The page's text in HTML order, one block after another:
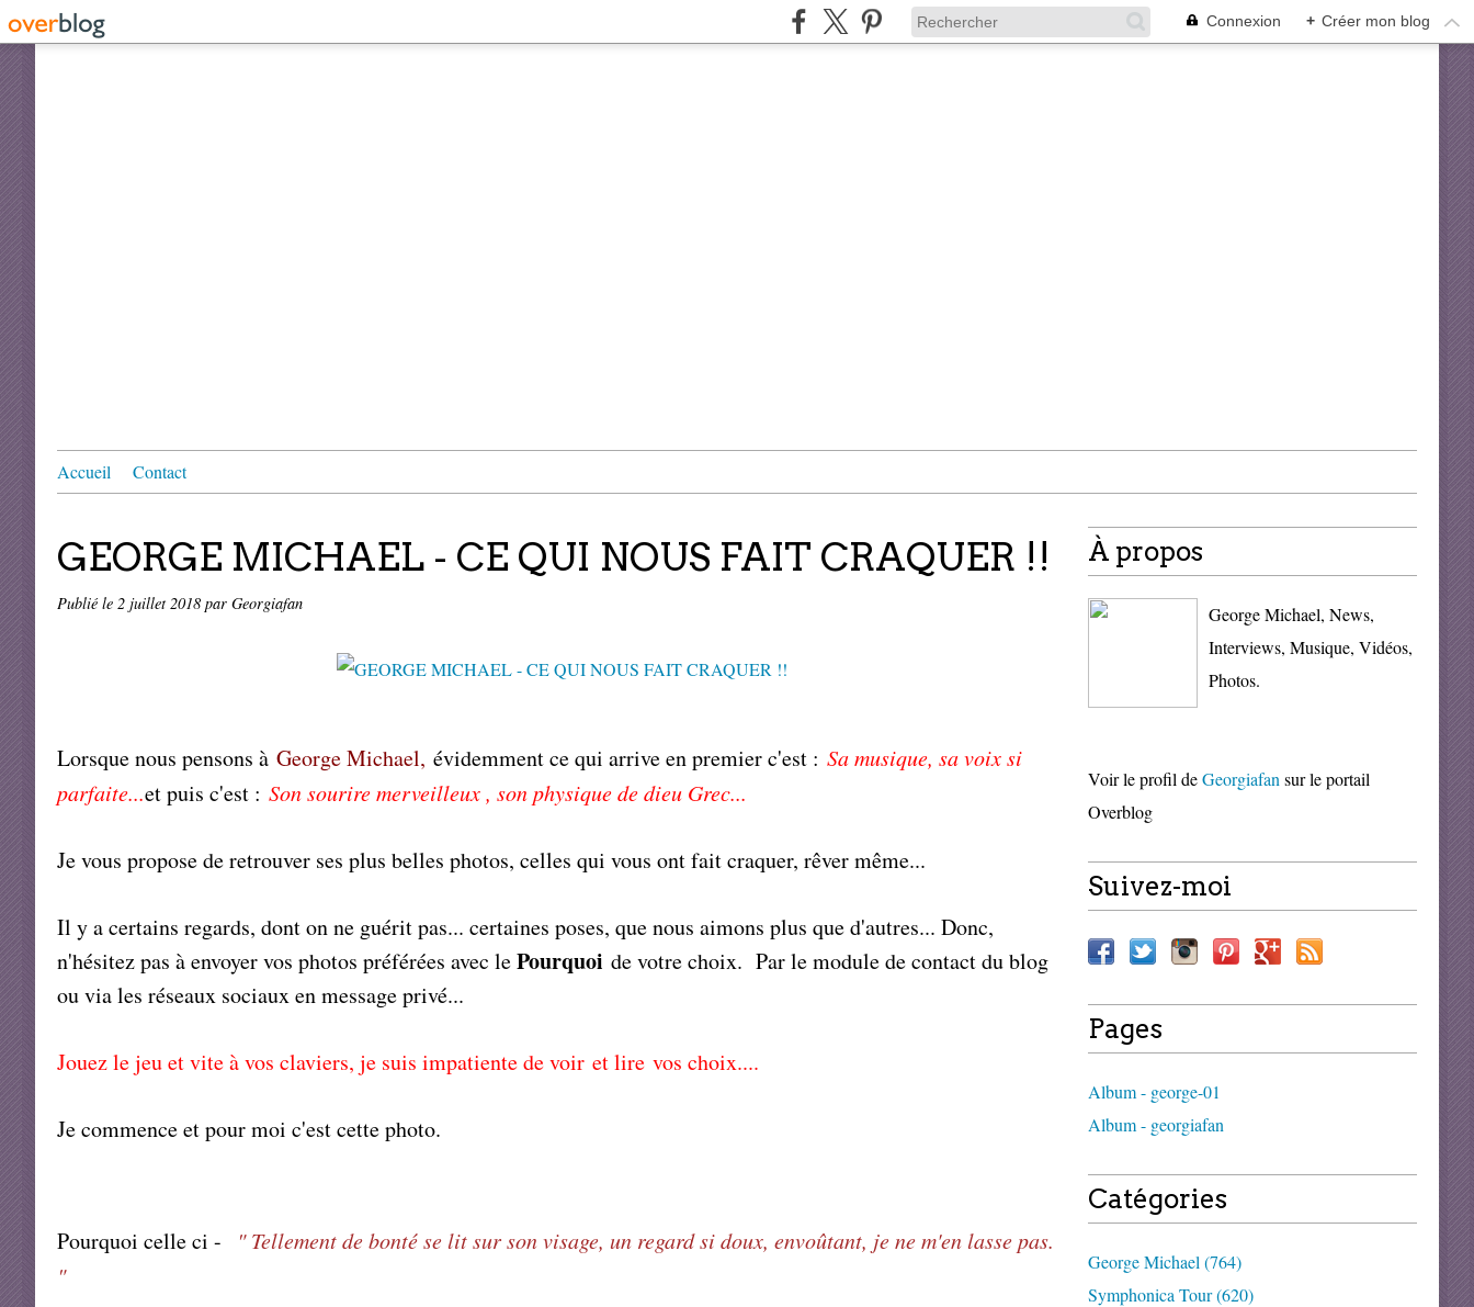
Connexion + Créer mon blog
Accueil Contact
GEORGE MICHAEL - CE QUI NOUS FAIT CRAQUER !!
Publié le 2 juillet 2018 par Georgiafan
Lorsque nous pensons à George Michael, évidemment ce qui arrive en premier c'est : Sa musique, sa voix si
parfaite...et puis c'est : Son sourire merveilleux , son physique de dieu Grec...
Je vous propose de retrouver ses plus belles photos, celles qui vous ont fait craquer, rêver même...
Il y a certains regards, dont on ne guérit pas... certaines poses, que nous aimons plus que d'autres... Donc,
n'hésitez pas à envoyer vos photos préférées avec lePourquoi de votre choix. Par le module de contact du blog
ou via les réseaux sociaux en message privé...
Jouez le jeu et vite à vos claviers, je suis impatiente de voir et lire vos choix....
Je commence et pour moi c'est cette photo.
Pourquoi celle ci -
" Tellement de bonté se lit sur son visage, un regard si doux, envoûtant, je ne m'en lasse pas.
"
À propos
George Michael, News,
Interviews, Musique, Vidéos,
Photos.
Voir le profil deGeorgiafan sur le portail
Overblog
Suivez-moi
Pages
Album - george-01
Album - georgiafan
Catégories
George Michael (764)
Symphonica Tour (620)